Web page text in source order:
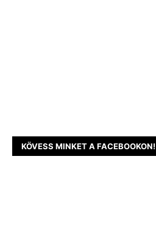
KÖVESS MINKET A FACEBOOKON!